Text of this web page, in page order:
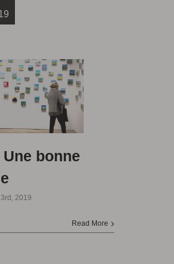
Une bonne
2019
Read More